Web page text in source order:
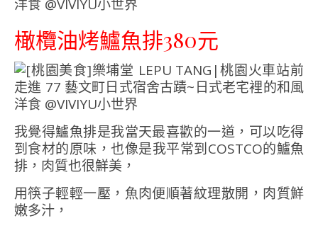
橄欖油烤鱸魚排380元
我覺得鱸魚排是我當天最喜歡的一道，可以吃得
到食材的原味，也像是我平常到COSTCO的鱸魚
排，肉質也很鮮美，
用筷子輕輕一壓，魚肉便順著紋理散開，肉質鮮
嫩多汁，